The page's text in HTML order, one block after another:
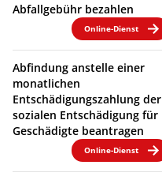
Abfallgebühr bezahlen
Online-Dienst
Abfindung anstelle einer
monatlichen
Entschädigungszahlung der
sozialen Entschädigung für
Geschädigte beantragen
Online-Dienst